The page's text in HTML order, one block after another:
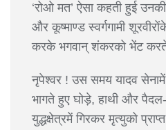
‘रोओ मत’ ऐसा कहती हुई
और कूष्माण्ड स्वर्गगामी
करके भगवान् शंकरको भेंट
नृपेश्वर ! उस समय यादव
भागते हुए घोड़े, हाथी और
युद्धक्षेत्रमें गिरकर मृत्युको